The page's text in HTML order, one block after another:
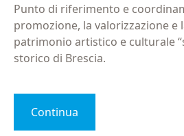
Punto di riferimento e
promozione, la valorizzazione e
patrimonio artistico e culturale
storico di Brescia.
Continua